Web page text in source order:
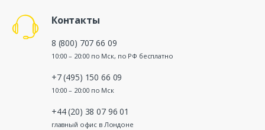
Контакты
8 (800) 707 66 09
10:00 – 20:00 по Мск, по РФ бесплатно
+7 (495) 150 66 09
10:00 – 20:00 по Мск
+44 (20) 38 07 96 01
главный офис в Лондоне